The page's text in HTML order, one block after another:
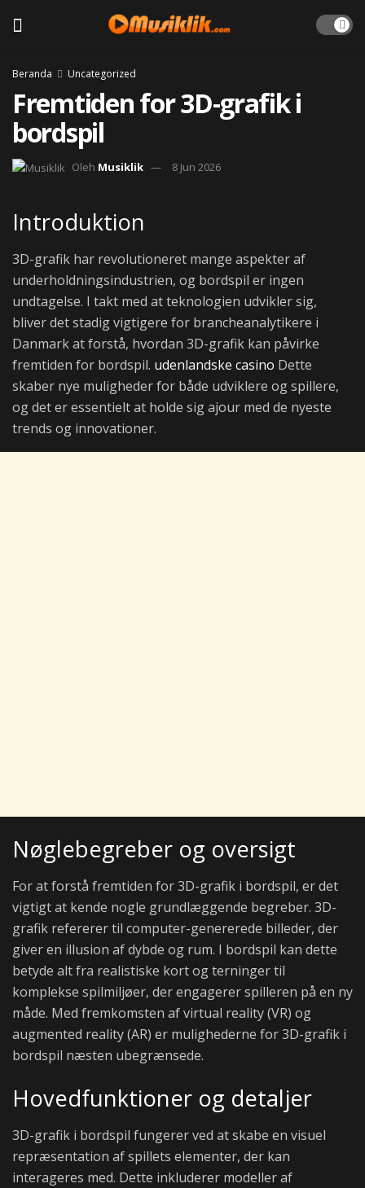
Beranda Uncategorized
Fremtiden for 3D-grafik i
bordspil
Oleh Musiklik 8 Jun 2026
Introduktion
3D-grafik har revolutioneret mange aspekter af
underholdningsindustrien, og bordspil er ingen
undtagelse. I takt med at teknologien udvikler sig,
bliver det stadig vigtigere for brancheanalytikere i
Danmark at forstå, hvordan 3D-grafik kan påvirke
fremtiden for bordspil. udenlandske casino Dette
skaber nye muligheder for både udviklere og spillere,
og det er essentielt at holde sig ajour med de nyeste
trends og innovationer.
Nøglebegreber og oversigt
For at forstå fremtiden for 3D-grafik i bordspil, er det
vigtigt at kende nogle grundlæggende begreber. 3D-
grafik refererer til computer-genererede billeder, der
giver en illusion af dybde og rum. I bordspil kan dette
betyde alt fra realistiske kort og terninger til
komplekse spilmiljøer, der engagerer spilleren på en ny
måde. Med fremkomsten af virtual reality (VR) og
augmented reality (AR) er mulighederne for 3D-grafik i
bordspil næsten ubegrænsede.
Hovedfunktioner og detaljer
3D-grafik i bordspil fungerer ved at skabe en visuel
repræsentation af spillets elementer, der kan
interageres med. Dette inkluderer modeller af